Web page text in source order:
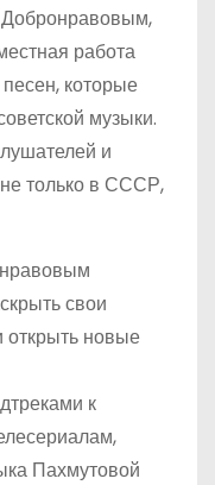
Добронравовым,
работа
которые
музыки.
и
только в СССР,
свои
открыть новые
к
Пахмутовой